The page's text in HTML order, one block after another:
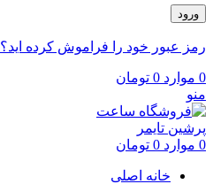
ورود
رمز عبور خود را فراموش کرده اید؟
0 موارد 0 تومان
منو
0 موارد 0 تومان
خانه اصلی